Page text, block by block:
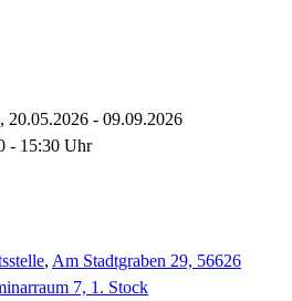
20.05.2026 - 09.09.2026
- 15:30 Uhr
, Am Stadtgraben 29, 56626
7, 1. Stock